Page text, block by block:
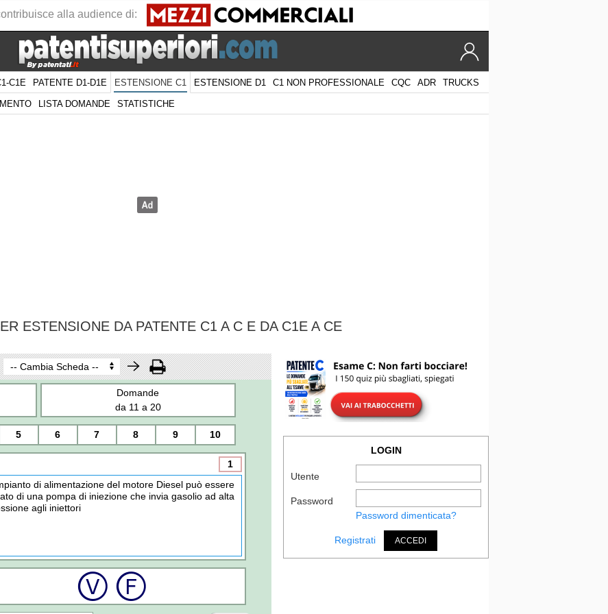
C1E PATENTE D1-D1E ESTENSIONE C1 ESTENSIONE D1 C1 NON PROFESSIONALE CQC ADR TRUCKS
LISTA DOMANDE STATISTICHE
ESTENSIONE DA PATENTE C1 A C E DA C1E A CE
Domande
da 11 a 20
5 6 7 8 9 10
1
di alimentazione del motore Diesel può essere
di una pompa di iniezione che invia gasolio ad alta
agli iniettori
LOGIN
Utente
Password
Password dimenticata?
Registrati ACCEDI
alla audience di: